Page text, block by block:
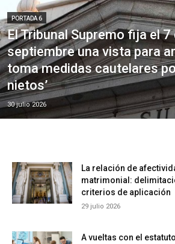
PORTADA 6
El Tribunal Supremo fija el 7
septiembre una vista para
toma medidas cautelares
nietos’
30 julio 2026
La relación de
matrimonial:
criterios de aplicación
29 julio 2026
A vueltas con el